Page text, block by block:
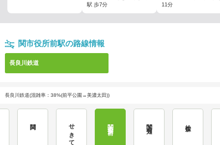
駅 歩7分
11分
関市役所前駅の路線情報
長良川鉄道
長良川鉄道(混雑率：38%(前平公園→美濃太田))